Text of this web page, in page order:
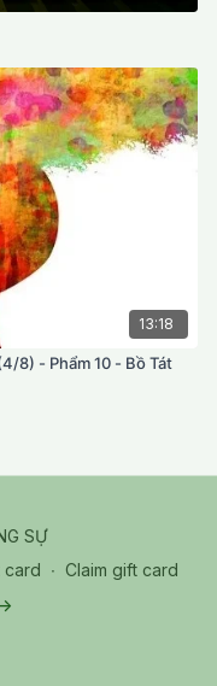
13:18
8) - Phẩm 10 - Bồ Tát
SỰ
card ∙ Claim gift card